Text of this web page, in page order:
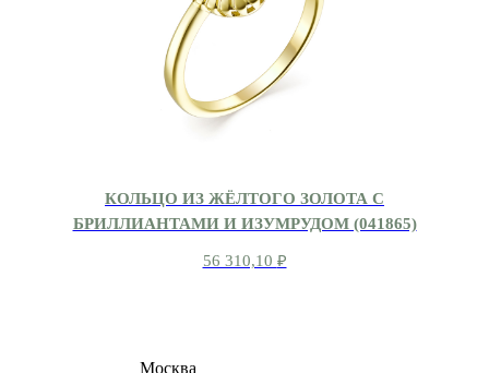
КОЛЬЦО ИЗ ЖЁЛТОГО ЗОЛОТА С
БРИЛЛИАНТАМИ И ИЗУМРУДОМ (041865)
56 310,10 ₽
Москва